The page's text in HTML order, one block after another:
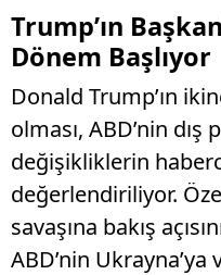
Trump’ın
Dönem Başlıyor
Donald Trump’ın
olması, ABD’nin
değişikliklerin
değerlendiriliyor.
savaşına bakış
ABD’nin